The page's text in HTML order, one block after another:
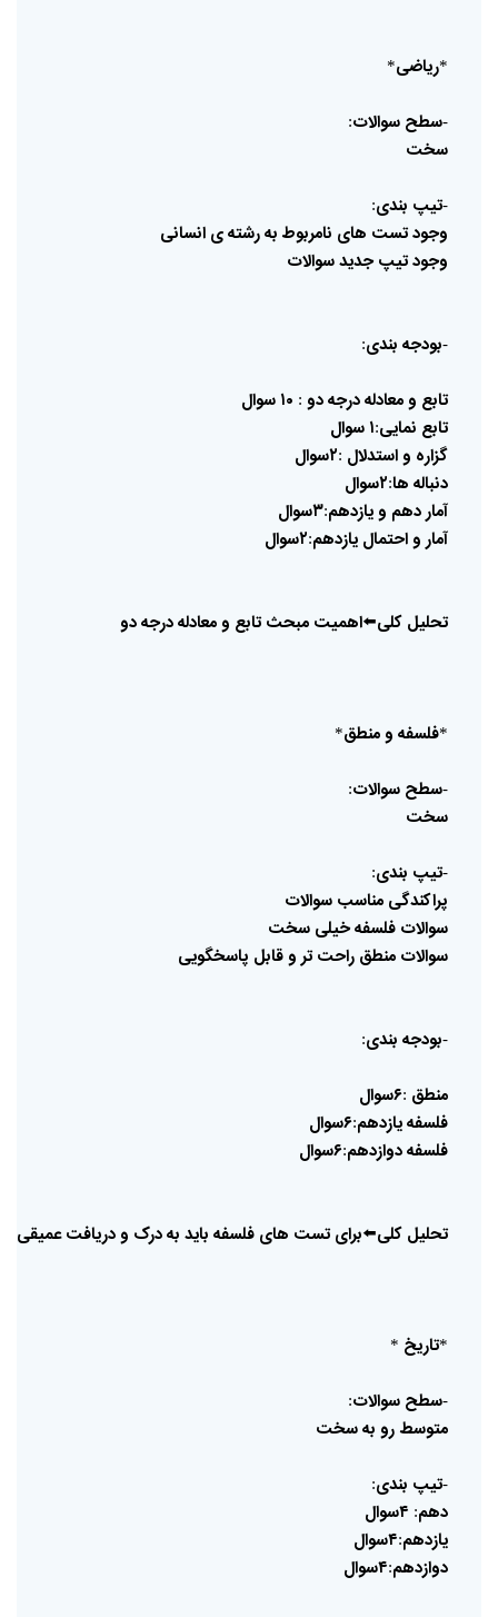
*ریاضی*
-سطح سوالات:
سخت
-تیپ بندی:
وجودتست های نامربوط بهرشتهی انسانی
وجودتیپ جدیدسوالات
-بودجه بندی:
تابع ومعادلهدرجهدو : ۱۰ سوال
تابع نمایی:۱ سوال
گزاره واستدلال :۲سوال
دنباله ها:۲سوال
آماردهم ویازدهم:۳سوال
آمار واحتمال یازدهم:۲سوال
تحلیل کلی⬅️اهمیت مبحث تابع ومعادلهدرجهدو
*فلسفه ومنطق*
-سطح سوالات:
سخت
-تیپ بندی:
پراکندگی مناسب سوالات
سوالات فلسفهخیلی سخت
سوالات منطق راحت تر وقابل پاسخگویی
-بودجه بندی:
منطق :۶سوال
فلسفهیازدهم:۶سوال
فلسفهدوازدهم:۶سوال
تحلیل کلی⬅️برای تست های فلسفه باید بهدرک ودریافت عمیقی
*تاریخ *
-سطح سوالات:
متوسطرو بهسخت
-تیپ بندی:
دهم: ۴سوال
یازدهم:۴سوال
دوازدهم:۴سوال